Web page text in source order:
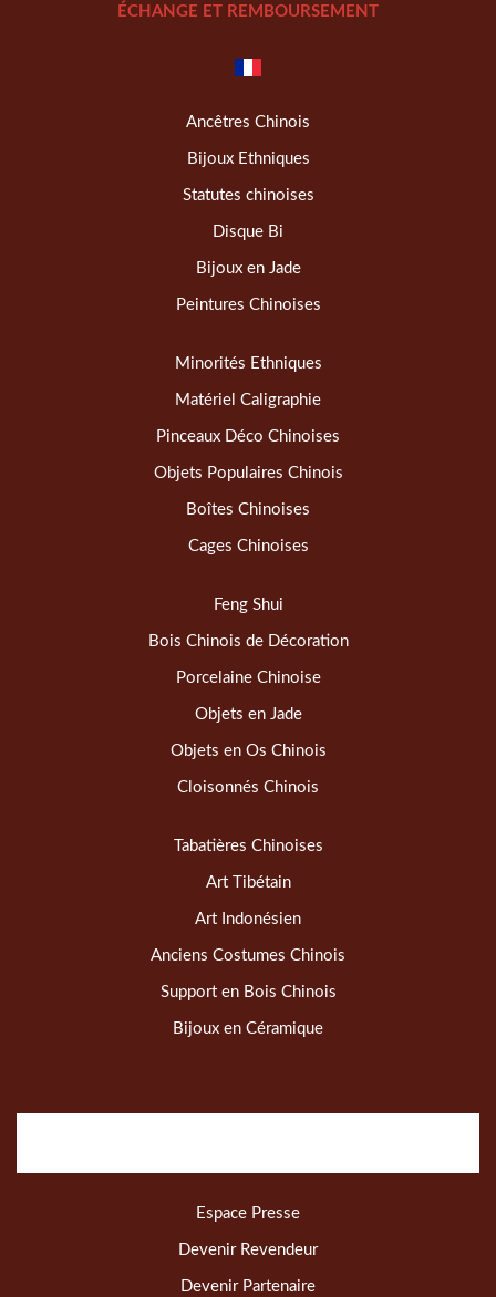
ÉCHANGE ET REMBOURSEMENT
Ancêtres Chinois
Bijoux Ethniques
Statutes chinoises
Disque Bi
Bijoux en Jade
Peintures Chinoises
Minorités Ethniques
Matériel Caligraphie
Pinceaux Déco Chinoises
Objets Populaires Chinois
Boîtes Chinoises
Cages Chinoises
Feng Shui
Bois Chinois de Décoration
Porcelaine Chinoise
Objets en Jade
Objets en Os Chinois
Cloisonnés Chinois
Tabatières Chinoises
Art Tibétain
Art Indonésien
Anciens Costumes Chinois
Support en Bois Chinois
Bijoux en Céramique
Espace Presse
Devenir Revendeur
Devenir Partenaire